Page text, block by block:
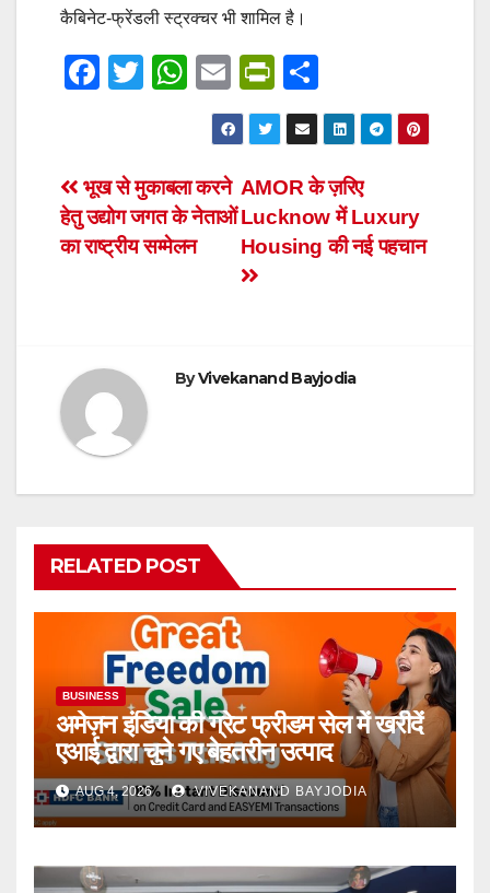
कैबिनेट-फ्रेंडली स्ट्रक्चर भी शामिल है।
F
e
b
o
T
er
W
at
s
A
p
E
m
ail
Pr
in
tF
ri
e
n
h
ar
e
Post
navigation
AMOR के ज़रिए
Lucknow में Luxury
Housing की नई पहचान
भूख से मुकाबला करने
हेतु उद्योग जगत के नेताओं
का राष्ट्रीय सम्मेलन
ByVivekanand Bayjodia
RELATED POST
BUSINESS
अमेज़न इंडिया की ग्रेट फ्रीडम सेल में खरीदें
एआई द्वारा चुने गए बेहतरीन उत्पाद
AUG 4, 2026 VIVEKANAND BAYJODIA